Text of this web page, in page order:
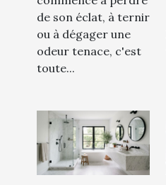
lui donner un
coup de neuf !
de son éclat, à ternir
ou à dégager une
odeur tenace, c'est
toute...